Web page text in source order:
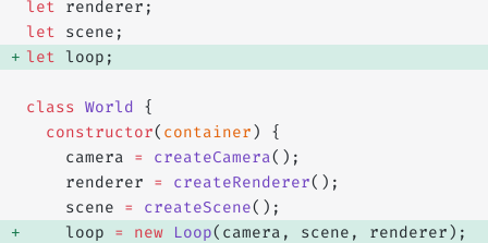
let renderer;
let scene;
let loop;
class World
{
  constructor
( container ) {
    camera
= createCamera();
    renderer
= createRenderer();
    scene
= createScene();
    loop
= new Loop(camera, scene, renderer);